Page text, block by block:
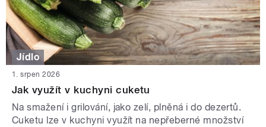
Jídlo
1. srpen 2026
Jak využít v kuchyni cuketu
Na smažení i grilování, jako zelí, plněná i do dezertů.
Cuketu lze v kuchyni využít na nepřeberné množství